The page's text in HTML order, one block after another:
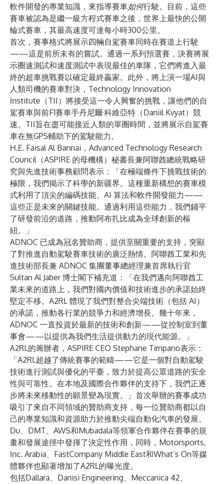
軟件開發的專業知識，來指導賽車如何行駛。目前，這些
賽車被認為是繼一級方程式賽車之後，世界上最快的公開
輪式賽車，其最高速度可達每小時300公里。
首次，賽事格式將展示四輛自駕賽車同時在賽道上行駛
——這是前所未有的嘗試。通過一系列預選賽，決賽將展
示圈速測試和速度測試中表現最佳的車隊，它們將進入最
終的超車挑戰賽以確定最終贏家。此外，將上演一場AI與
人類司機的賽車對決， Technology Innovation
Institute （TII）將接受這一令人興奮的挑戰，讓他們的自
駕賽車與前F1賽車手丹尼爾·科維亞特（Daniil Kvyat）競
速。TII旨在盡可能接近人類的單圈時間，並將展示自駕賽
車在無GPS輔助下的駕駛能力。
H.E. Faisal Al Bannai， Advanced Technology Research
Council（ASPIRE 的母機構）秘書長兼阿聯酋總統戰略研
究與先進技術事務顧問表示：「在極端條件下挑戰技術的
極限，我們揭示了科學的新疆界。這種重新構想的賽車模
式利用了頂尖的編碼技能、AI 算法和軟件開發能力——
這些正是未來的關鍵技能。通過利用這些能力，我們鋪平
了研發前沿的道路，推動阿布扎比成為全球創新的樞
紐。」
ADNOC 已成為冠名贊助商，提供至關重要的支持，突顯
了對推進自動駕駛賽車技術的廣泛熱情。阿聯酋工業和先
進技術部長兼 ADNOC 集團董事總經理兼首席執行官
Sultan Al Jaber 博士閣下補充道：「在我們邁向阿聯酋工
業未來的道路上，我們對國內價值和技術進步的承諾始終
堅定不移。A2RL 體現了我們對整合尖端技術（包括 AI）
的承諾，推動各行業的競爭力和經濟增長。幾十年來，
ADNOC 一直投資於最新的技術和創新——從控制室到董
事會——以提供為我們生活提供動力的現代能源。」
A2RL的籌辦者，ASPIRE CEO Stephane Timpano表示：
「A2RL超越了傳統賽事的範疇——它是一個對自動駕駛
技術進行測試與優化的平臺，致力於提高公眾道路的安全
性與可靠性。在本地及國際合作夥伴的支持下，我們正逐
步將未來移動性的願景變為現實。」首次舉辦的賽事成功
吸引了來自不同領域的贊助商支持，每一位贊助商都以自
己的專業知識和資源助力於推動尖端自動化汽車的發展。
Du、DMT、AWS和Mubadala等領軍合作夥伴在賽事的規
畫和發展途徑中發揮了決定性作用，同時，Motorsports,
Inc. Arabia、FastCompany Middle East和What’s On等媒
體夥伴也顯著增加了A2RL的曝光度。
包括Dallara、Danisi Engineering、Meccanica 42、